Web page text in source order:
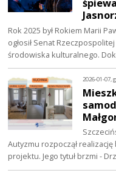
Rok 2025 był Rokiem Marii
ogłosił Senat
środowiska kulturalnego.
2026-01-07,
Autyzmu rozpoczął
projektu. Jego tytuł brzmi -